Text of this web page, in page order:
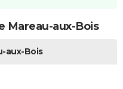
Mareau-aux-Bois
aux-Bois